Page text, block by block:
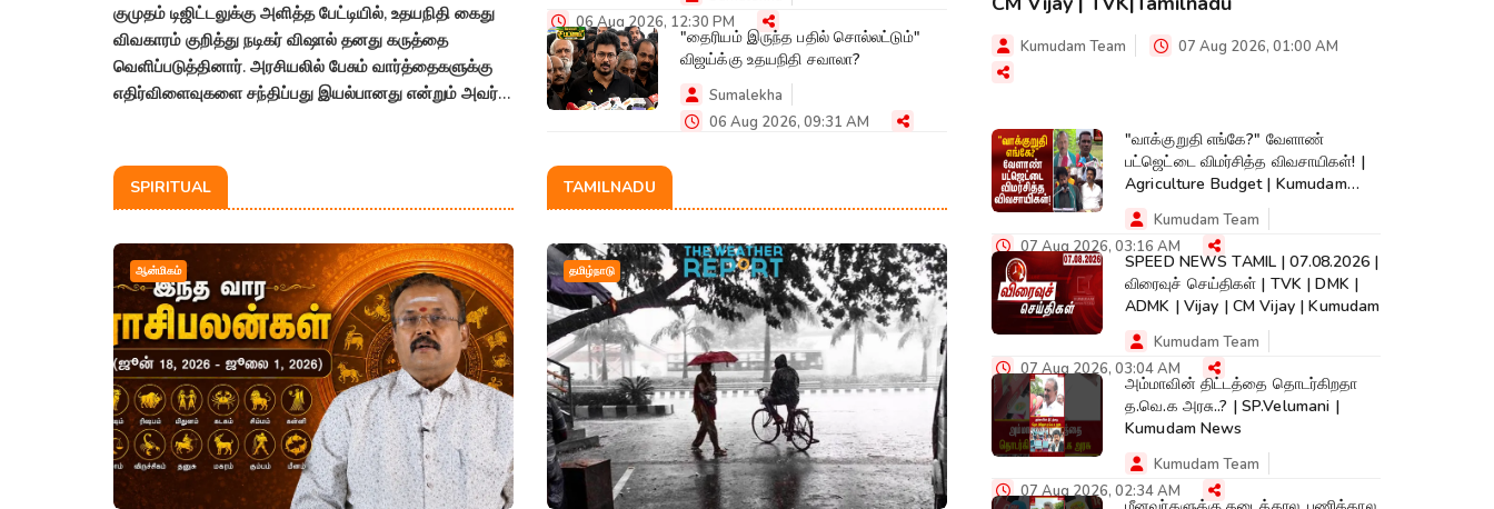
குமுதம் டிஜிட்டலுக்கு அளித்த பேட்டியில், உதயநிதி கைது
விவகாரம் குறித்து நடிகர் விஷால் தனது கருத்தை
வெளிப்படுத்தினார். அரசியலில் பேசும் வார்த்தைகளுக்கு
எதிர்விளைவுகளை சந்திப்பது இயல்பானது என்றும் அவர்
06 Aug 2026, 12:30 PM
"தைரியம் இருந்த பதில் சொல்லட்டும்"
விஜய்க்கு உதயநிதி சவாலா?
Sumalekha
06 Aug 2026, 09:31 AM
SPIRITUAL
ஆன்மிகம்
TAMILNADU
தமிழ்நாடு
Kumudam Team 07 Aug 2026, 01:00 AM
"வாக்குறுதி எங்கே?" வேளாண்
பட்ஜெட்டை விமர்சித்த விவசாயிகள்! |
Agriculture Budget | Kumudam
News
Kumudam Team
07 Aug 2026, 03:16 AM
SPEED NEWS TAMIL | 07.08.2026 |
விரைவுச் செய்திகள் | TVK | DMK |
ADMK | Vijay | CM Vijay | Kumudam
Kumudam Team
07 Aug 2026, 03:04 AM
அம்மாவின் திட்டத்தை தொடர்கிறதா
த.வெ.க அரசு..? | SP.Velumani |
Kumudam News
Kumudam Team
07 Aug 2026, 02:34 AM